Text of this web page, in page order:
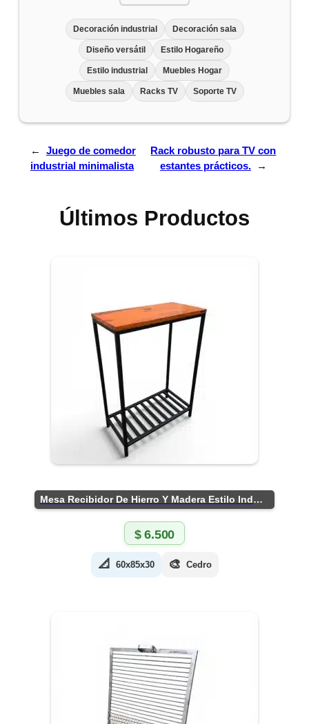
Decoración industrial Decoración sala
Diseño versátil Estilo Hogareño
Estilo industrial Muebles Hogar
Muebles sala Racks TV Soporte TV
←
Juego de comedor
industrial minimalista
Rack robusto para TV con
estantes prácticos.
→
Últimos Productos
Mesa Recibidor De Hierro Y Madera Estilo Industrial
$6.500
📐 60x85x30 🎨 Cedro